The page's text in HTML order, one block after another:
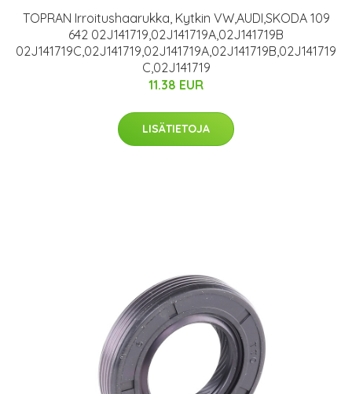
TOPRAN Irroitushaarukka, Kytkin VW,AUDI,SKODA 109
642 02J141719,02J141719A,02J141719B
02J141719C,02J141719,02J141719A,02J141719B,02J141719
C,02J141719
11.38 EUR
LISÄTIETOJA